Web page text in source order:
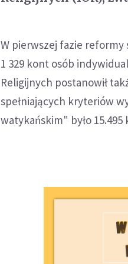
W pierwszej fazie
1 329 kont osób
Religijnych postanowił
spełniających kryteriów
watykańskim" było 15.495